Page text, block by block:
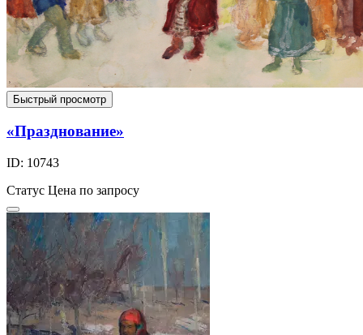
Быстрый просмотр
«Празднование»
ID: 10743
Статус Цена по запросу